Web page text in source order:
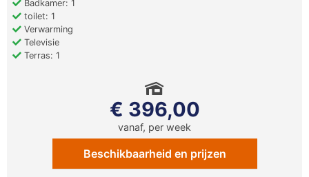
Badkamer: 1
toilet: 1
Verwarming
Televisie
Terras: 1
€ 396,00
vanaf, per week
Beschikbaarheid en prijzen